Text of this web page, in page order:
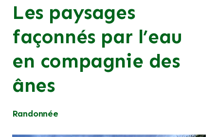
Les paysages
façonnés par l’eau
en compagnie des
ânes
Randonnée